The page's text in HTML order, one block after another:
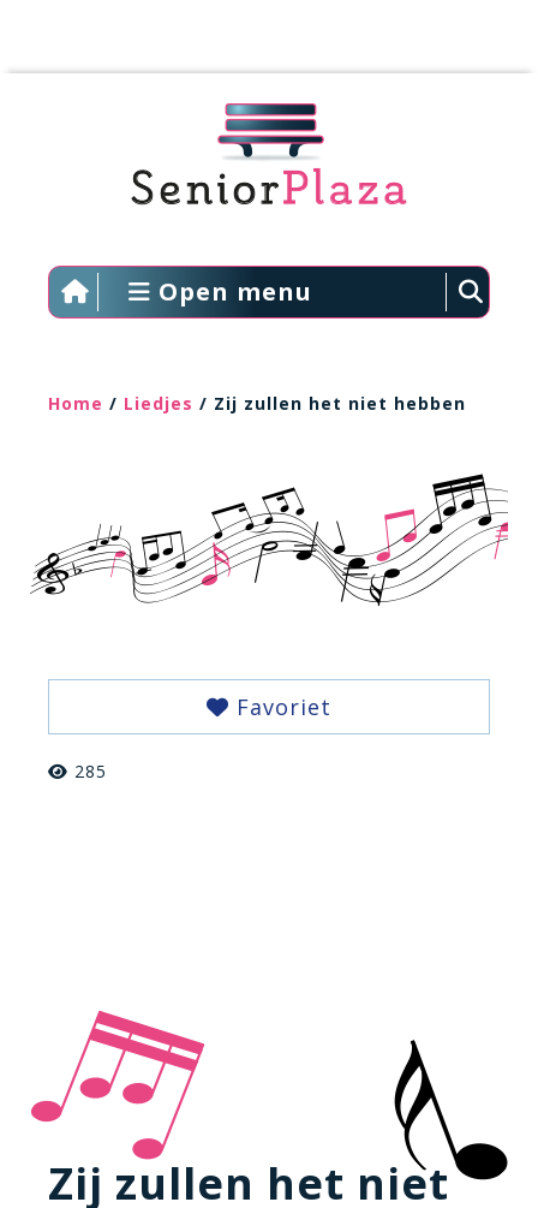
Open menu
Home / Liedjes / Zij zullen het niet hebben
Favoriet
285
Zij zullen het niet